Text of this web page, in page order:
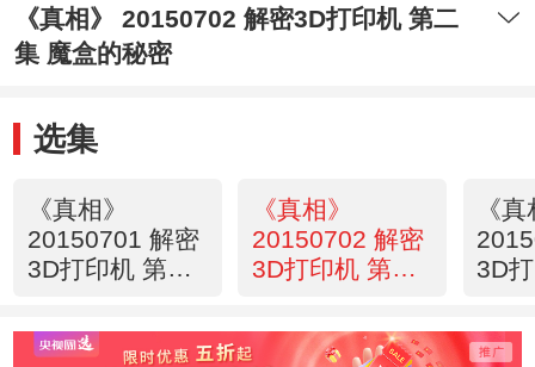
《真相》 20150702 解密3D打印机 第二
集 魔盒的秘密
选集
《真相》
20150701 解密
3D打印机 第一
《真相》
20150702 解密
3D打印机 第二
《
3D